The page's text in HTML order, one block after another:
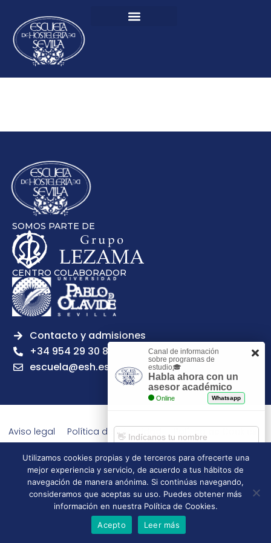
SOMOS PARTE DE
CENTRO COLABORADOR
Contacto y admisiones
+34 954 29 30 81
escuela@esh.es
Aviso legal Política de Privacidad
Política de Cookies
Escuela Superior de Hostelería de Sevilla | 2026 | Todos los
derechos reservados
Utilizamos cookies propias y de terceros para ofrecerte una
mejor experiencia y servicio, de acuerdo a tus hábitos de
navegación de manera anónima. Si continúas navegando,
consideramos que aceptas su uso. Puedes obtener más
información en nuestra Política de Cookies.
Acepto
Leer más
Canal de información
sobre programas de
estudio🎓
Habla ahora con un
asesor académico
Online Whatsapp
Comenzar chat